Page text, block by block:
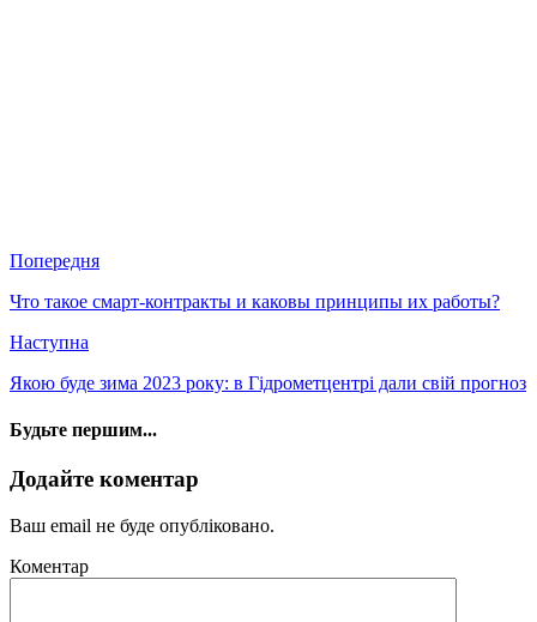
Попередня
Что такое смарт-контракты и каковы принципы их работы?
Наступна
Якою буде зима 2023 року: в Гідрометцентрі дали свій прогноз
Будьте першим...
Додайте коментар
Ваш email не буде опубліковано.
Коментар